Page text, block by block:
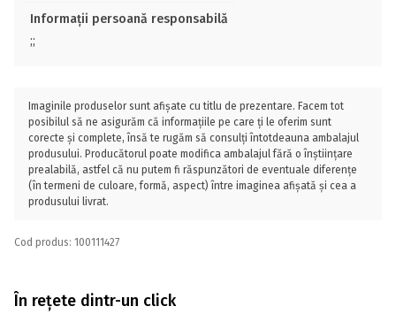
Informații persoană responsabilă
;;
Imaginile produselor sunt afișate cu titlu de prezentare. Facem tot
posibilul să ne asigurăm că informațiile pe care ți le oferim sunt
corecte și complete, însă te rugăm să consulți întotdeauna ambalajul
produsului. Producătorul poate modifica ambalajul fără o înștiințare
prealabilă, astfel că nu putem fi răspunzători de eventuale diferențe
(în termeni de culoare, formă, aspect) între imaginea afișată și cea a
produsului livrat.
Cod produs: 100111427
În rețete dintr-un click